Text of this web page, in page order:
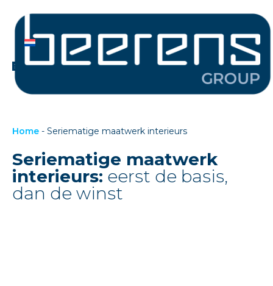
Home - Seriematige maatwerk interieurs
Seriematige maatwerk
interieurs: eerst de basis,
dan de winst